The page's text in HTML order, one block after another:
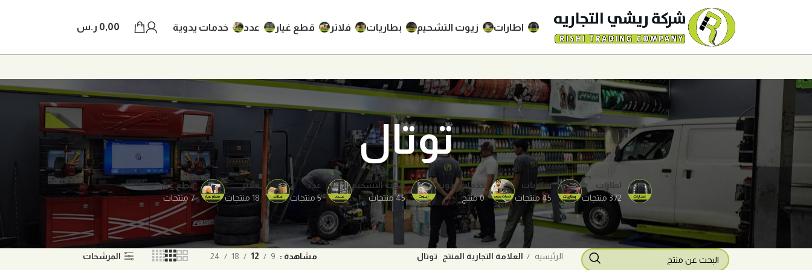
اطارات زيوت التشحيم بطاريات فلاتر قطع غيار عدد خدمات يدوية 0,00 ر.س
توتال
اطارات
372 منتجات
بطاريات
45 منتجات
خدمات يدوية
0 منتج
زيوت التشحيم
45 منتجات
عدد
5 منتجات
فلاتر
18 منتجات
قطع غيار
7 منتجات
الرئيسية العلامة التجارية المنتج توتال مشاهدة 9
12
18
24 المرشحات